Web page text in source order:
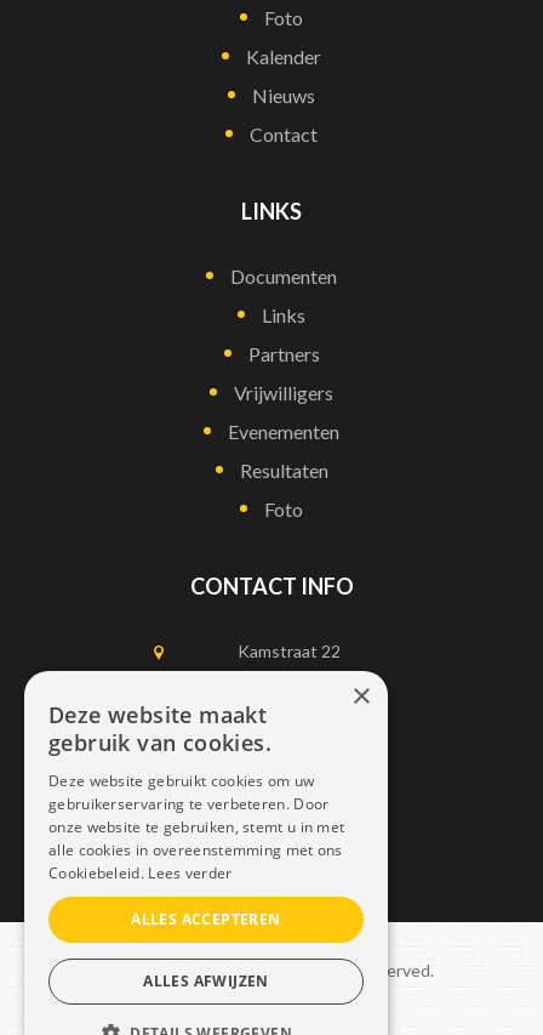
Foto
Kalender
Nieuws
Contact
LINKS
Documenten
Links
Partners
Vrijwilligers
Evenementen
Resultaten
Foto
CONTACT INFO
Kamstraat 22
1750 Lennik
0497452898
info@dais.be
Copyright © 2021 Dais. All rights reserved.
Sitemap–GDPR
×
Deze website maakt
gebruik van cookies.
Deze website gebruikt cookies om uw
gebruikerservaring te verbeteren. Door
onze website te gebruiken, stemt u in met
alle cookies in overeenstemming met ons
Cookiebeleid. Lees verder
ALLES ACCEPTEREN
ALLES AFWIJZEN